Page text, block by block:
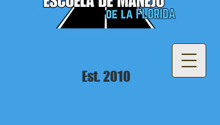
Est. 2010